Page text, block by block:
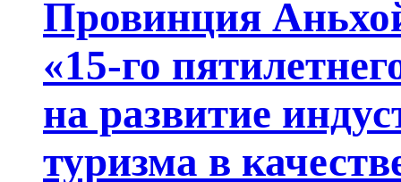
Провинция
«15-го
на развитие
туризма в